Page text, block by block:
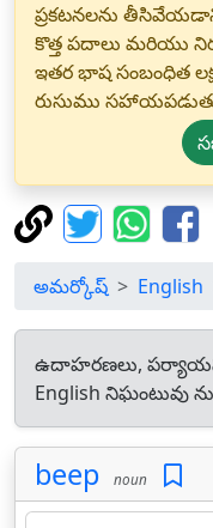
ప్రకటనలను
కొత్త పదాలు మరియు
ఇతర భాష సంబంధిత
రుసుము
అమర్కోష్ English
ఉదాహరణలు,
English నిఘంటువు
beep noun